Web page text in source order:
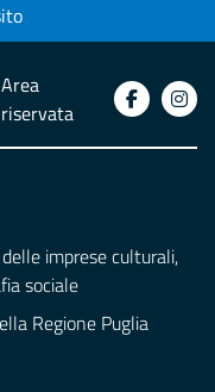
Area
riservata
imprese culturali,
sociale
Regione Puglia